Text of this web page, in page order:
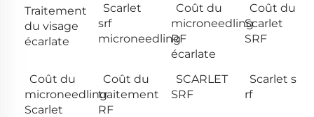
Traitement
du visage
écarlate
Scarlet
srf
microneedling
Coût du
microneedling
RF
écarlate
Coût du
Scarlet
SRF
Coût du
microneedling
Scarlet
Coût du
traitement
RF
SCARLET
SRF
Scarlet s
rf